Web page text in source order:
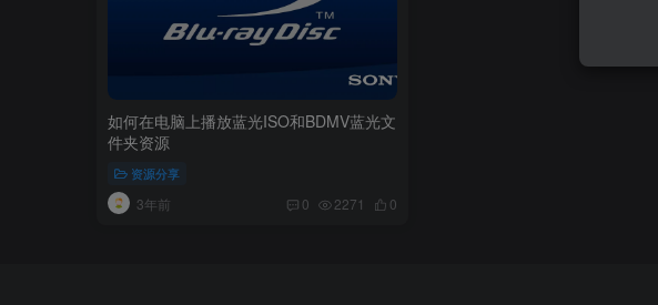
如何在电脑上播放蓝光ISO和BDMV蓝光文
件夹资源
资源分享
3年前 0 2271 0